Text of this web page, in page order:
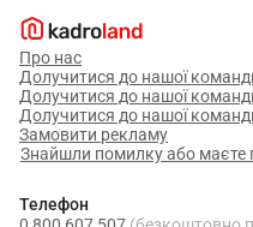
Про нас
Долучитися до нашої
Долучитися до нашої
Долучитися до нашої
Замовити рекламу
Знайшли помилку або маєте
Телефон